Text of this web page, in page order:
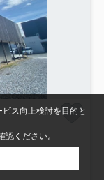
ス向上検討を目的と
認ください。